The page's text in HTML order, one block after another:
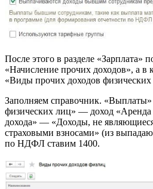
После этого в разделе «Зарплата»
«Начисление прочих доходов», а
«Виды прочих доходов
Заполняем справочник.
физических лиц» — доход
дохода» — «Доходы, не
страховыми взносами» (из
по НДФЛ ставим 1400.